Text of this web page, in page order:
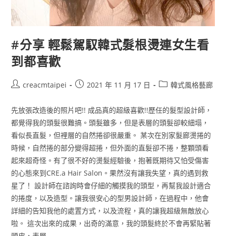
#分享 輕鬆駕馭韓式髮根燙連女生看
到都喜歡
creacmtaipei 2021 年 11 月 17 日 韓式風格藝廊
先放張改造後的照片吧!! 成品真的超級喜歡!!歷任的髮型設計師，
都覺得我的頭髮很難搞。頭髮雖多，但是表層的頭髮卻較細塌，
看似長直髮，但裡層的自然捲卻很嚴重。 某次在別家髮廊燙捲的
時候，自然捲的部分變得超捲，但外面的直髮卻不捲，整顆頭看
起來超奇怪。有了很不好的燙髮經驗後，抱著既期待又怕受傷害
的心態來到CRE.a Hair Salon。果然沒有讓我失望，真的遇到救
星了！ 設計師在諮詢時會仔細的觸摸我的頭型，再幫我設計適合
的捲度，以及造型。讓我很安心的型男設計師，在過程中，他會
詳細的告知我他的處置方式，以及流程，真的讓我超級無敵放心
啦。 這次出來的成果，出奇的滿意，我的頭髮終於不會再緊貼著